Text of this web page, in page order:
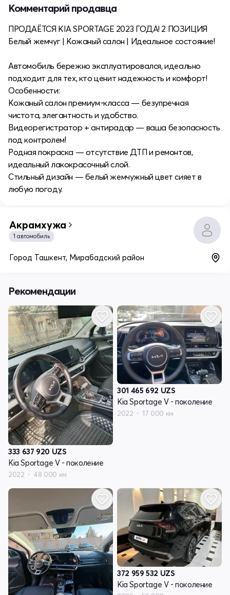
Комментарий продавца
ПРОДАЁТСЯ KIA SPORTAGE 2023 ГОДА! 2 ПОЗИЦИЯ
Белый жемчуг | Кожаный салон | Идеальное состояние!
Автомобиль бережно эксплуатировался, идеально
подходит для тех, кто ценит надежность и комфорт!
Особенности:
Кожаный салон премиум-класса — безупречная
чистота, элегантность и удобство.
Видеорегистратор + антирадар — ваша безопасность
под контролем!
Родная покраска — отсутствие ДТП и ремонтов,
идеальный лакокрасочный слой.
Стильный дизайн — белый жемчужный цвет сияет в
любую погоду.
Акрамхужа
1 автомобиль
Город Ташкент, Мирабадский район
Рекомендации
333 637 920 UZS
Kia Sportage V - поколение
2022 48 000 км
301 465 692 UZS
Kia Sportage V - поколение
2022 17 000 км
372 959 532 UZS
Kia Sportage V - поколение